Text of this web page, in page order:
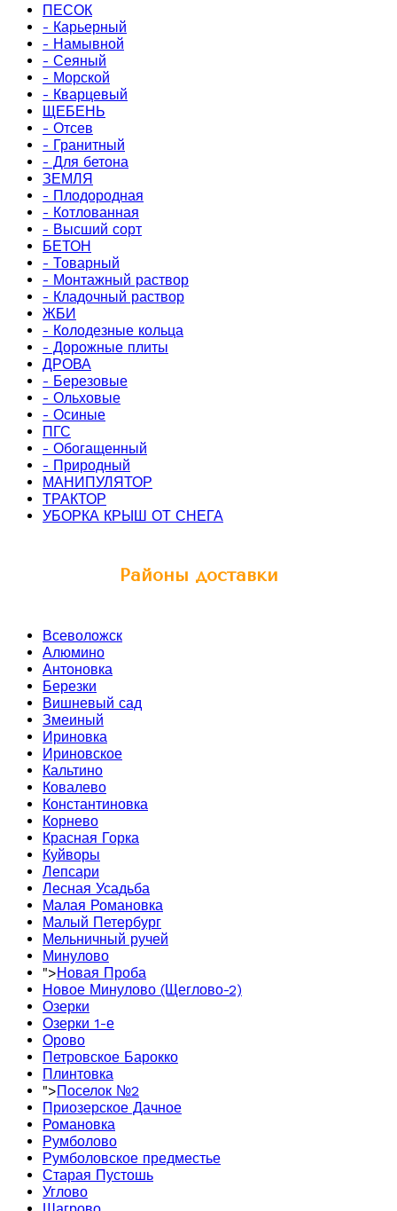
ПЕСОК
- Карьерный
- Намывной
- Сеяный
- Морской
- Кварцевый
ЩЕБЕНЬ
- Отсев
- Гранитный
- Для бетона
ЗЕМЛЯ
- Плодородная
- Котлованная
- Высший сорт
БЕТОН
- Товарный
- Монтажный раствор
- Кладочный раствор
ЖБИ
- Колодезные кольца
- Дорожные плиты
ДРОВА
- Березовые
- Ольховые
- Осиные
ПГС
- Обогащенный
- Природный
МАНИПУЛЯТОР
ТРАКТОР
УБОРКА КРЫШ ОТ СНЕГА
Районы доставки
Всеволожск
Алюмино
Антоновка
Березки
Вишневый сад
Змеиный
Ириновка
Ириновское
Кальтино
Ковалево
Константиновка
Корнево
Красная Горка
Куйворы
Лепсари
Лесная Усадьба
Малая Романовка
Малый Петербург
Мельничный ручей
Минулово
">Новая Проба
Новое Минулово (Щеглово-2)
Озерки
Озерки 1-е
Орово
Петровское Барокко
Плинтовка
">Поселок №2
Приозерское Дачное
Романовка
Румболово
Румболовское предместье
Старая Пустошь
Углово